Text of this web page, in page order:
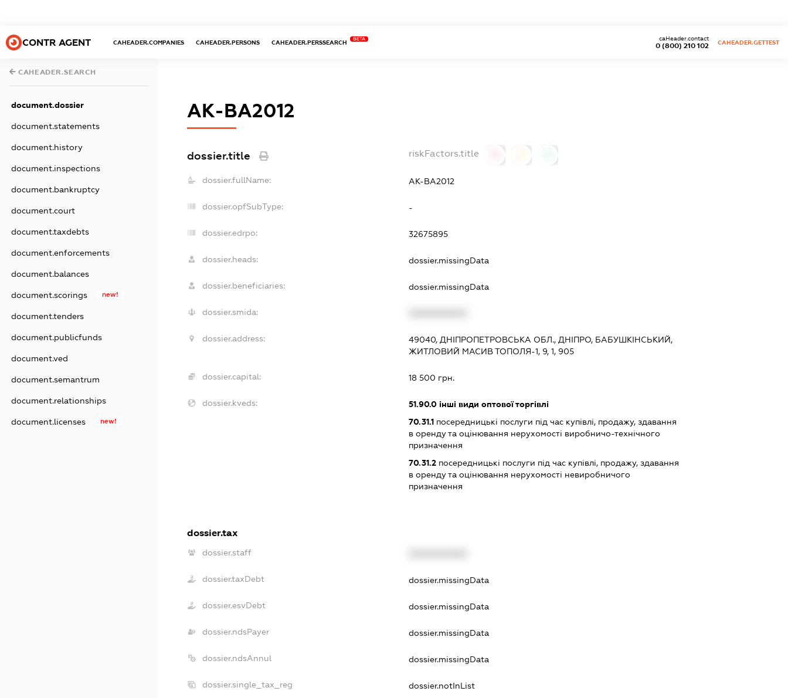
CONTR AGENT CAHEADER.COMPANIES CAHEADER.PERSONS CAHEADER.PERSSEARCH
BETA
0 (800) 210 102
caHeader.contact
CAHEADER.GETTEST
CAHEADER.SEARCH
document.dossier
document.statements
document.history
document.inspections
document.bankruptcy
document.court
document.taxdebts
document.enforcements
document.balances
document.scorings new!
document.tenders
document.publicfunds
document.ved
document.semantrum
document.relationships
document.licenses new!
АК-ВА2012
dossier.title riskFactors.title
dossier.fullName: АК-ВА2012
dossier.opfSubType: -
dossier.edrpo: 32675895
dossier.heads: dossier.missingData
dossier.beneficiaries: dossier.missingData
dossier.smida:
dossier.address:
49040, ДНІПРОПЕТРОВСЬКА ОБЛ., ДНІПРО, БАБУШКІНСЬКИЙ,
ЖИТЛОВИЙ МАСИВ ТОПОЛЯ-1, 9, 1, 905
dossier.capital: 18 500 грн.
dossier.kveds: 51.90.0 інші види оптової торгівлі
70.31.1 посередницькі послуги під час купівлі, продажу, здавання
в оренду та оцінювання нерухомості виробничо-технічного
призначення
70.31.2 посередницькі послуги під час купівлі, продажу, здавання
в оренду та оцінювання нерухомості невиробничого
призначення
dossier.tax
dossier.staff
dossier.taxDebt dossier.missingData
dossier.esvDebt dossier.missingData
dossier.ndsPayer dossier.missingData
dossier.ndsAnnul dossier.missingData
dossier.single_tax_reg dossier.notInList